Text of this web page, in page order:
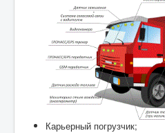
Карьерный погрузчик;